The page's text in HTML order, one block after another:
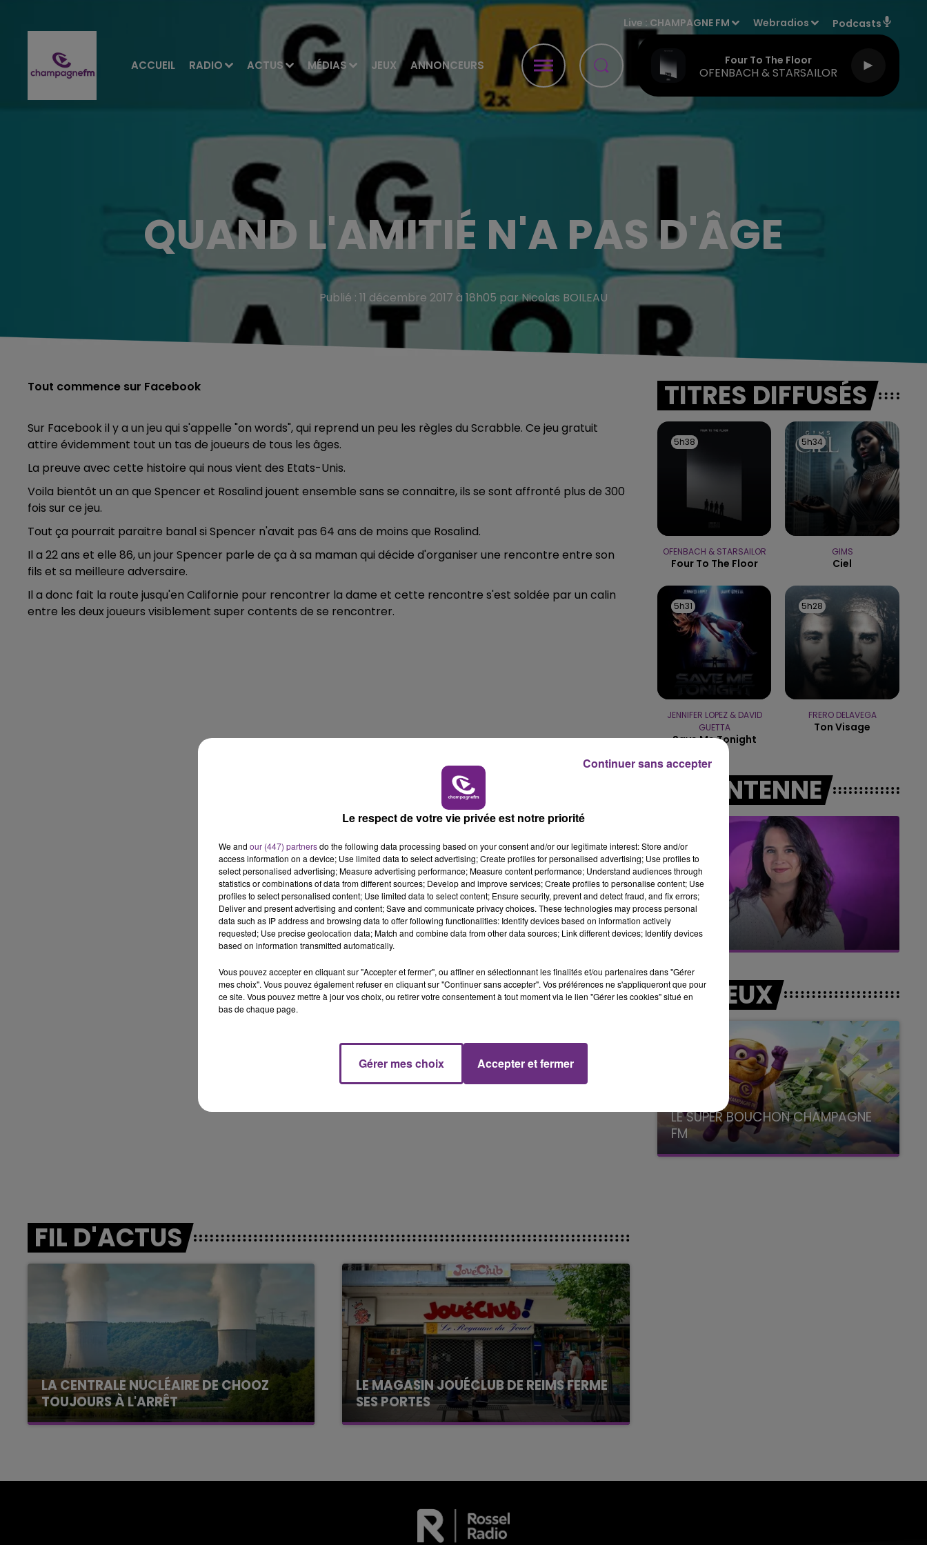
ACCUEIL RADIO ACTUS MÉDIAS JEUX ANNONCEURS
Live : CHAMPAGNE FM Webradios Podcasts
Four To The Floor
OFENBACH & STARSAILOR
16h00 - 20h00
LE WEEK-END CHAMPAGNE FM
QUAND L'AMITIÉ N'A PAS D'ÂGE
Publié : 11 décembre 2017 à 18h05 par Nicolas BOILEAU
Tout commence sur Facebook
Sur Facebook il y a un jeu qui s'appelle "on words", qui reprend un peu les règles du Scrabble. Ce jeu gratuit
attire évidemment tout un tas de joueurs de tous les âges.
La preuve avec cette histoire qui nous vient des Etats-Unis.
Voila bientôt un an que Spencer et Rosalind jouent ensemble sans se connaitre, ils se sont affronté plus de 300
fois sur ce jeu.
Tout ça pourrait paraitre banal si Spencer n'avait pas 64 ans de moins que Rosalind.
Il a 22 ans et elle 86, un jour Spencer parle de ça à sa maman qui décide d'organiser une rencontre entre son
fils et sa meilleure adversaire.
Il a donc fait la route jusqu'en Californie pour rencontrer la dame et cette rencontre s'est soldée par un calin
entre les deux joueurs visiblement super contents de se rencontrer.
FIL D'ACTUS
LA CENTRALE NUCLÉAIRE DE CHOOZ
TOUJOURS À L'ARRÊT
Cela fait déjà une semaine que la centrale
LE MAGASIN JOUÉCLUB DE REIMS FERME
SES PORTES
C'était l'une des institutions du centre-ville
TITRES DIFFUSÉS
5h38
5h38
OFENBACH & STARSAILOR
Four To The Floor
5h34
5h34
GIMS
Ciel
5h31
5h31
JENNIFER LOPEZ & DAVID
GUETTA
Save Me Tonight
5h28
5h28
FRERO DELAVEGA
Ton Visage
A L'ANTENNE
Le week-end Champagne FM
16h00 - 20h00
Le Week-end Champagne FM
7h00 - 11h00
BEST OF
LES JEUX
LE SUPER BOUCHON CHAMPAGNE
FM
avec La Famille Champagne FM, à 8H10
Le respect de votre vie privée est notre priorité
We and our (447) partnersdo the following data processing based on your consent and/or our legitimate interest: Store and/or
access information on a device; Use limited data to select advertising; Create profiles for personalised advertising; Use profiles to
select personalised advertising; Measure advertising performance; Measure content performance; Understand audiences through
statistics or combinations of data from different sources; Develop and improve services; Create profiles to personalise content; Use
profiles to select personalised content; Use limited data to select content; Ensure security, prevent and detect fraud, and fix errors;
Deliver and present advertising and content; Save and communicate privacy choices. These technologies may process personal
data such as IP address and browsing data to offer following functionalities: Identify devices based on information actively
requested; Use precise geolocation data; Match and combine data from other data sources; Link different devices; Identify devices
based on information transmitted automatically.
Vous pouvez accepter en cliquant sur "Accepter et fermer", ou affiner en sélectionnant les finalités et/ou partenaires dans "Gérer
mes choix". Vous pouvez également refuser en cliquant sur "Continuer sans accepter". Vos préférences ne s'appliqueront que pour
ce site. Vous pouvez mettre à jour vos choix, ou retirer votre consentement à tout moment via le lien "Gérer les cookies" situé en
bas de chaque page.
Gérer mes choix Accepter et fermer
Continuer sans accepter